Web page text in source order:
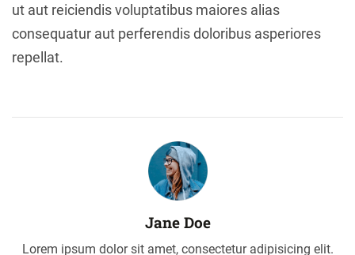
ut aut reiciendis voluptatibus maiores alias
consequatur aut perferendis doloribus asperiores
repellat.
Jane Doe
Lorem ipsum dolor sit amet, consectetur adipisicing elit.